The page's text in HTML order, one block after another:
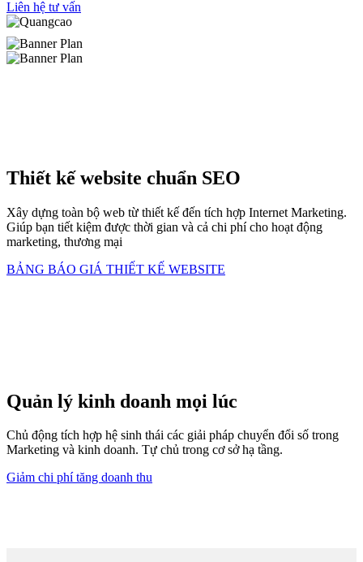
Liên hệ tư vấn
Thiết kế website chuẩn SEO
Xây dựng toàn bộ web từ thiết kế đến tích hợp Internet Marketing.
Giúp bạn tiết kiệm được thời gian và cả chi phí cho hoạt động
marketing, thương mại
BẢNG BÁO GIÁ THIẾT KẾ WEBSITE
Quản lý kinh doanh mọi lúc
Chủ động tích hợp hệ sinh thái các giải pháp chuyển đổi số trong
Marketing và kinh doanh. Tự chủ trong cơ sở hạ tầng.
Giảm chi phí tăng doanh thu